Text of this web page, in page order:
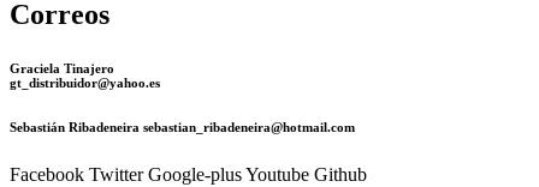
Correos
Graciela Tinajero
gt_distribuidor@yahoo.es
Sebastián Ribadeneira sebastian_ribadeneira@hotmail.com
Facebook Twitter Google-plusYoutube Github